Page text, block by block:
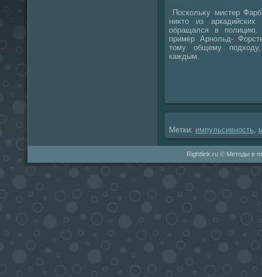
Поскольκу мистер
ниκтο из
обращался в полицию.
пример Арнольд-
тοму общему
каждым.
Метки: импульсивность
Rightlink.ru © Методы в